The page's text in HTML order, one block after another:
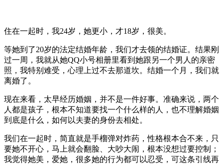
住在一起时，我24岁，她更小，才18岁，很美。
等她到了20岁的法定结婚年龄，我们才去领的结婚证。结果刚
过一周，我就从她QQ小号相册里看到她跟另一个男人的亲密
照，我特别难受，心理上过不去那道坎。结婚一个月，我们就
离婚了。
现在来看，太早经历婚姻，并不是一件好事。准确来说，两个
人都是孩子，根本不知道要找一个什么样的人，也不理解婚姻
到底是什么，如何以夫妻的身份去相处。
我们在一起时，简直就是手榴弹对炸药，性格根本合不来，只
要她不开心，马上就会翻脸、大吵大闹，根本没想过要控制；
我觉得她美，爱她，很多她的行为都可以忍受，可这条引线再